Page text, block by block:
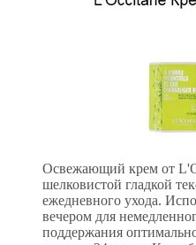
Освежающий крем от
шелковистой гладкой
ежедневного ухода.
вечером для
поддержания